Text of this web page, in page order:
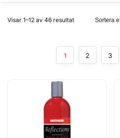
Visar 1–12 av 46 resultat
1 2 3